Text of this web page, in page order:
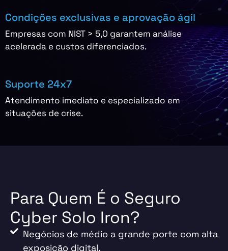
Condições exclusivas e aprovação ágil
Empresas com NIST > 5,0 garantem análise
acelerada e custos diferenciados.
Suporte 24x7
Atendimento imediato e especializado em
situações de crise.
Para Quem É o Seguro
Cyber Solo Iron?
Negócios de médio a grande porte com alta
exposição digital.